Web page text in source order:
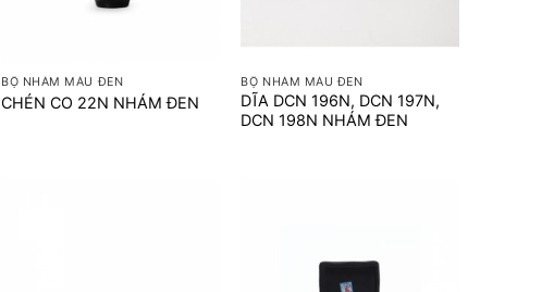
BỘ NHÁM MÀU ĐEN
CHÉN CO 22N NHÁM ĐEN
BỘ NHÁM MÀU ĐEN
DĨA DCN 196N, DCN 197N,
DCN 198N NHÁM ĐEN